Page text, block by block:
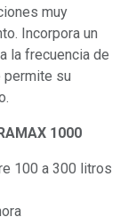
muy
Incorpora un
la frecuencia de
permite su
1000
100 a 300 litros